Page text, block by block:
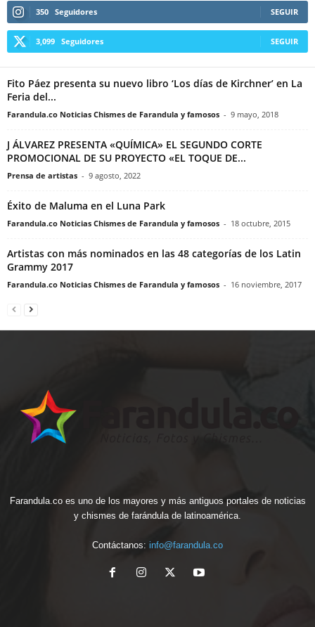
350 Seguidores SEGUIR
3,099 Seguidores SEGUIR
Fito Páez presenta su nuevo libro ‘Los días de Kirchner’ en La
Feria del...
Farandula.co Noticias Chismes de Farandula y famosos - 9 mayo, 2018
J ÁLVAREZ PRESENTA «QUÍMICA» EL SEGUNDO CORTE
PROMOCIONAL DE SU PROYECTO «EL TOQUE DE...
Prensa de artistas - 9 agosto, 2022
Éxito de Maluma en el Luna Park
Farandula.co Noticias Chismes de Farandula y famosos - 18 octubre, 2015
Artistas con más nominados en las 48 categorías de los Latin
Grammy 2017
Farandula.co Noticias Chismes de Farandula y famosos - 16 noviembre, 2017
Farandula.co es uno de los mayores y más antiguos portales de noticias
y chismes de farándula de latinoamérica.
Contáctanos: info@farandula.co